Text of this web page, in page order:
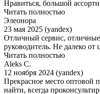
Нравиться, большой
Читать полностью
Элеонора
23 мая 2025 (yandex)
Отличный сервис,
руководитель. Не далеко от
Читать полностью
Aleks C.
12 ноября 2024 (yandex)
Прекрасное место оптовой
найти, всегда